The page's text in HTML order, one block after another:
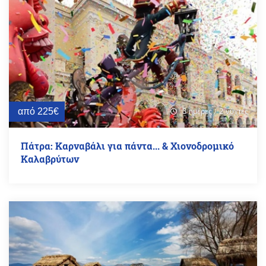
από 225€ schedule 3 ημέρες / 2 νύχτες
Πάτρα: Καρναβάλι για πάντα... & Χιονοδρομικό
Καλαβρύτων